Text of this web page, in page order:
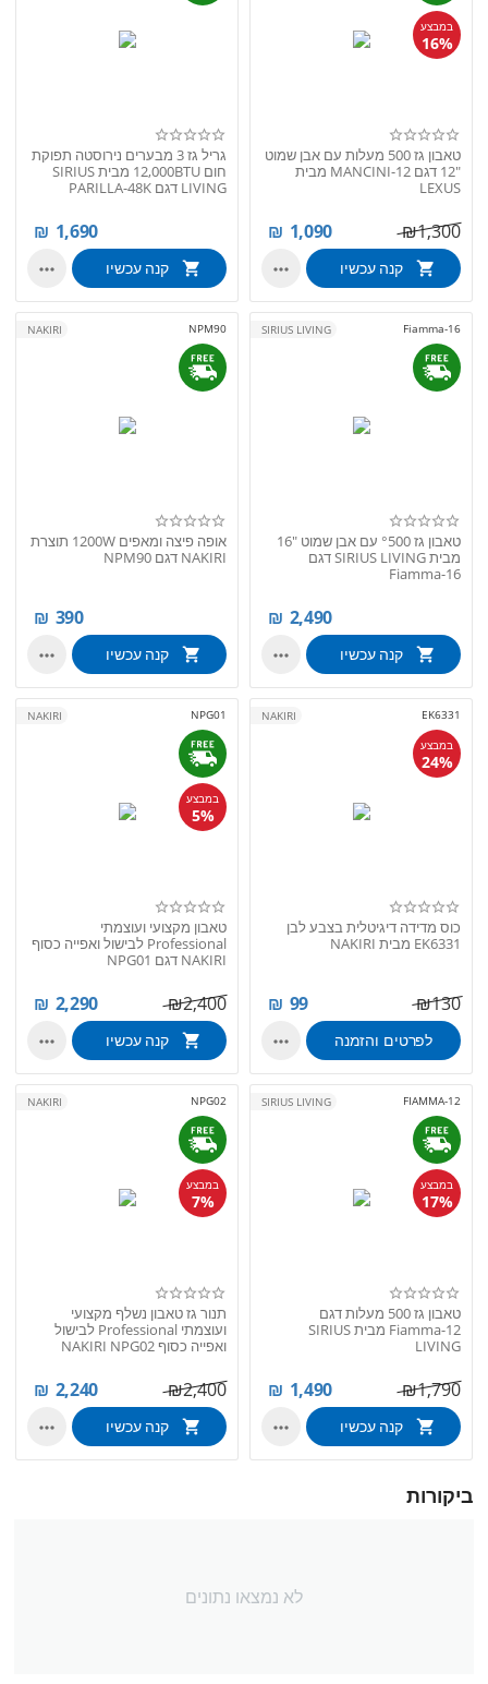
במבצע
16%
טאבון גז 500 מעלות עם אבן שמוט
"12 דגם MANCINI-12 מבית
LEXUS
1,300
₪
1,090
₪
קנה עכשיו 
גריל גז 3 מבערים נירוסטה תפוקת
חום 12,000BTU מבית SIRIUS
LIVING דגם PARILLA-48K
1,690
₪
קנה עכשיו 
Fiamma-16
SIRIUS LIVING
טאבון גז °500 עם אבן שמוט "16
מבית SIRIUS LIVING דגם
Fiamma-16
2,490
₪
קנה עכשיו 
NPM90
NAKIRI
אופה פיצה ומאפים 1200W תוצרת
NAKIRI דגם NPM90
390
₪
קנה עכשיו 
EK6331
במבצע
24%
NAKIRI
כוס מדידה דיגיטלית בצבע לבן
EK6331 מבית NAKIRI
130
₪
99
₪
לפרטים והזמנה 
NPG01
במבצע
5%
NAKIRI
טאבון מקצועי ועוצמתי
Professional לבישול ואפייה כסוף
NAKIRI דגם NPG01
2,400
₪
2,290
₪
קנה עכשיו 
FIAMMA-12
במבצע
17%
SIRIUS LIVING
טאבון גז 500 מעלות דגם
Fiamma-12 מבית SIRIUS
LIVING
1,790
₪
1,490
₪
קנה עכשיו 
NPG02
במבצע
7%
NAKIRI
תנור גז טאבון נשלף מקצועי
ועוצמתי Professional לבישול
ואפייה כסוף NAKIRI NPG02
2,400
₪
2,240
₪
קנה עכשיו 
ביקורות
לא נמצאו נתונים